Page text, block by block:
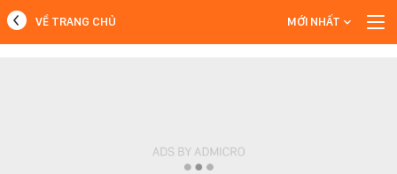
VỀ TRANG CHỦ MỚI NHẤT